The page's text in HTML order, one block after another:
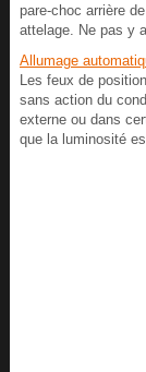
pare-choc arrière
attelage. Ne pas y
Allumage
Les feux de
sans action du
externe ou dans
que la luminosité